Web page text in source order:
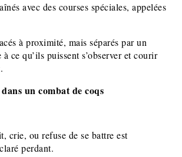
avec des courses spéciales, appelées
à proximité, mais séparés par un
ce qu’ils puissent s’observer et courir
un combat de coqs
crie, ou refuse de se battre est
perdant.